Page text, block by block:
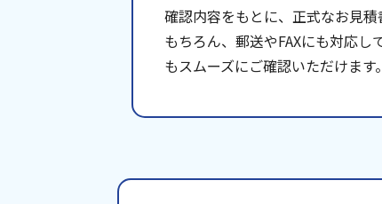
確認内容をもとに、正式なお見
もちろん、郵送やFAXにも対応
もスムーズにご確認いただけます。